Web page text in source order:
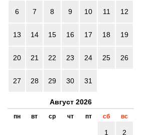
6 7 8 9 10 11 12
13 14 15 16 17 18 19
20 21 22 23 24 25 26
27 28 29 30 31
Август 2026
пн вт ср чт пт сб вс
1 2